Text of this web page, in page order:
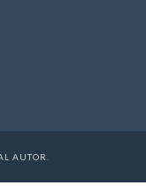
AUTOR